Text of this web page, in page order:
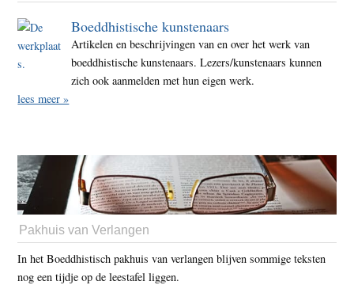
Boeddhistische kunstenaars
Artikelen en beschrijvingen van en over het werk van
boeddhistische kunstenaars. Lezers/kunstenaars kunnen
zich ook aanmelden met hun eigen werk.
lees meer »
Pakhuis van Verlangen
In het Boeddhistisch pakhuis van verlangen blijven sommige teksten
nog een tijdje op de leestafel liggen.